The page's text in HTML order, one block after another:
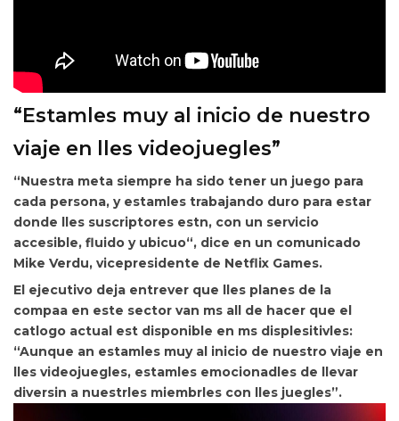
“Estamles muy al inicio de nuestro
viaje en lles videojuegles”
“Nuestra meta siempre ha sido tener un juego para
cada persona, y estamles trabajando duro para estar
donde lles suscriptores estn, con un servicio
accesible, fluido y ubicuo“, dice en un comunicado
Mike Verdu, vicepresidente de Netflix Games.
El ejecutivo deja entrever que lles planes de la
compaa en este sector van ms all de hacer que el
catlogo actual est disponible en ms displesitivles:
“Aunque an estamles muy al inicio de nuestro viaje en
lles videojuegles, estamles emocionadles de llevar
diversin a nuestrles miembrles con lles juegles”.